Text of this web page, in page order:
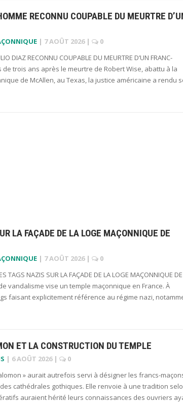
RECONNU COUPABLE DU MEURTRE
| 7 AOÛT 2026 |
0
DIAZ RECONNU COUPABLE DU MEURTRE D’UN FRANC-
de trois ans après le meurtre de Robert Wise, abattu à la
de McAllen, au Texas, la justice américaine a rendu
LA FAÇADE DE LA LOGE MAÇONNIQUE DE
| 7 AOÛT 2026 |
0
TAGS NAZIS SUR LA FAÇADE DE LA LOGE MAÇONNIQUE DE
vandalisme vise un temple maçonnique en France. À
faisant explicitement référence au régime nazi,
ET LA CONSTRUCTION DU TEMPLE
| 6 AOÛT 2026 |
0
» aurait autrefois servi à désigner les francs-
cathédrales gothiques. Elle renvoie à une tradition
auraient hérité leurs connaissances des ouvriers